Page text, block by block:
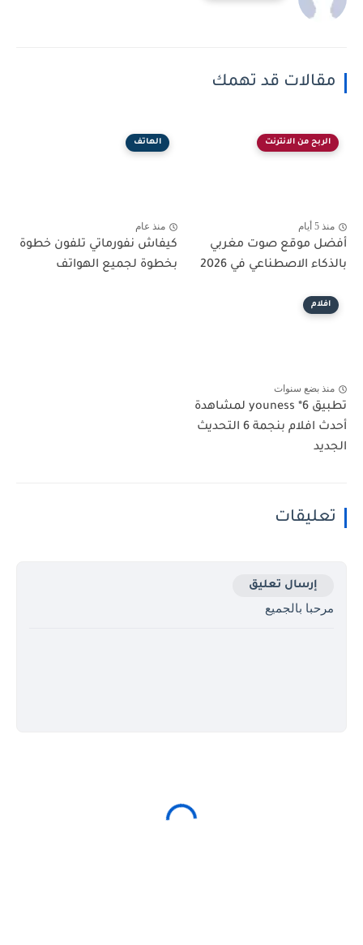
مقالات قد تهمك
الربح من الانترنت
منذ 5 أيام
أفضل موقع صوت مغربي
بالذكاء الاصطناعي في 2026
الهاتف
منذ عام
كيفاش نفورماتي تلفون خطوة
بخطوة لجميع الهواتف
افلام
منذ بضع سنوات
تطبيق youness *6 لمشاهدة
أحدث افلام بنجمة 6 التحديث
الجديد
تعليقات
إرسال تعليق
مرحبا بالجميع